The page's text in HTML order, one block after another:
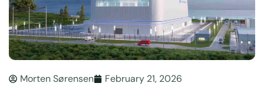
Morten Sørensen February 21, 2026